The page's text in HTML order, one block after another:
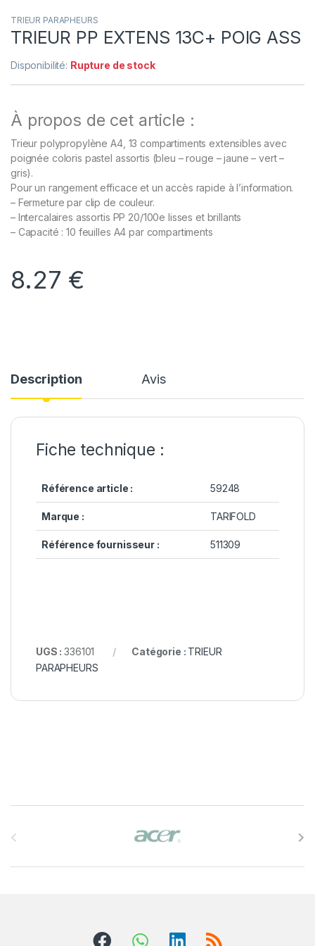
TRIEUR PARAPHEURS
TRIEUR PP EXTENS 13C+ POIG ASS
Disponibilité: Rupture de stock
À propos de cet article :
Trieur polypropylène A4, 13 compartiments extensibles avec
poignée coloris pastel assortis (bleu – rouge – jaune – vert –
gris).
Pour un rangement efficace et un accès rapide à l’information.
– Fermeture par clip de couleur.
– Intercalaires assortis PP 20/100e lisses et brillants
– Capacité : 10 feuilles A4 par compartiments
8.27 €
Description Avis
Fiche technique :
Référence article : 59248
Marque : TARIFOLD
Référence fournisseur : 511309
UGS :336101 Catégorie : TRIEUR
PARAPHEURS